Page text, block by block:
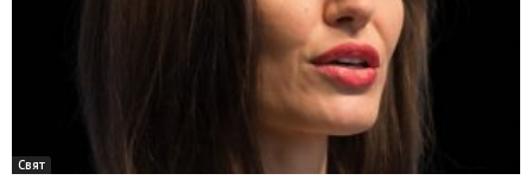
Свят